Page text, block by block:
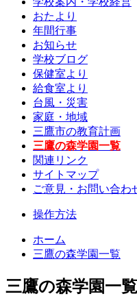
おたより
年間行事
お知らせ
学校ブログ
保健室より
給食室より
台風・災害
家庭・地域
三鷹市の教育計画
三鷹の森学園一覧
関連リンク
サイトマップ
ご意見・お問い合わ
操作方法
ホーム
三鷹の森学園一覧
三鷹の森学園一覧